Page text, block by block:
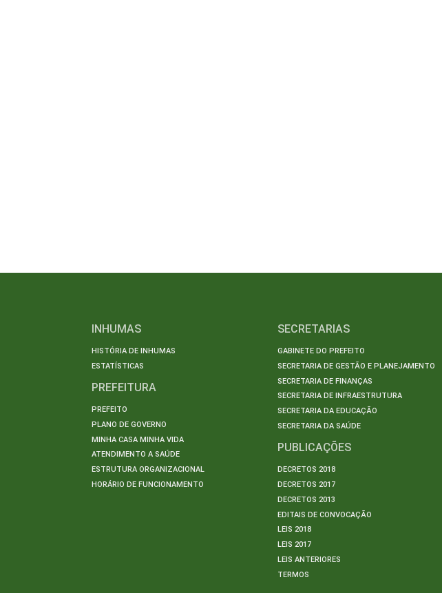
INHUMAS
HISTÓRIA DE INHUMAS
ESTATÍSTICAS
PREFEITURA
PREFEITO
PLANO DE GOVERNO
MINHA CASA MINHA VIDA
ATENDIMENTO A SAÚDE
ESTRUTURA ORGANIZACIONAL
HORÁRIO DE FUNCIONAMENTO
SECRETARIAS
GABINETE DO PREFEITO
SECRETARIA DE GESTÃO E PLANEJAMENTO
SECRETARIA DE FINANÇAS
SECRETARIA DE INFRAESTRUTURA
SECRETARIA DA EDUCAÇÃO
SECRETARIA DA SAÚDE
PUBLICAÇÕES
DECRETOS 2018
DECRETOS 2017
DECRETOS 2013
EDITAIS DE CONVOCAÇÃO
LEIS 2018
LEIS 2017
LEIS ANTERIORES
TERMOS